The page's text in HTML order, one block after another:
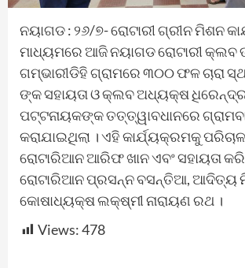
ନୟାଗଡ : ୨୬/୭- ରୋଟାରୀ ଗ୍ରୀନ ମିଶନ
ମାଧ୍ୟମରେ ଆଜି ନୟାଗଡ ରୋଟାରୀ
ଗମ୍ଭାରୀଡିହି ଗ୍ରାମରେ ୩୦୦ ଫଳ ଚାରା
ଙ୍କ ସହାୟତା ଓ କ୍ଲବ ଅଧ୍ୟକ୍ଷ
ପଟ୍ଟନାୟକଙ୍କ ତତ୍ତ୍ୱାବଧାନରେ
କରାଯାଇଥିଲା । ଏହି କାର୍ଯ୍ୟକ୍ରମକୁ
ରୋଟାରିଆନ ଆରିଫ ଖାନ ଏବଂ ସହାୟତା
ରୋଟାରିଆନ ପ୍ରସନ୍ନ ବସନ୍ତିଆ, ଆଦିତ୍ୟ
କୋଷାଧ୍ୟକ୍ଷ ଲକ୍ଷ୍ମୀ ନାରାୟଣ ରଥ ।
Views:478